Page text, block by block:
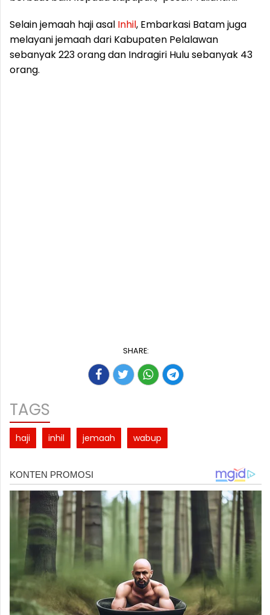
Selain jemaah haji asal Inhil, Embarkasi Batam juga
melayani jemaah dari Kabupaten Pelalawan
sebanyak 223 orang dan Indragiri Hulu sebanyak 43
orang.
SHARE:
TAGS
haji inhil jemaah wabup